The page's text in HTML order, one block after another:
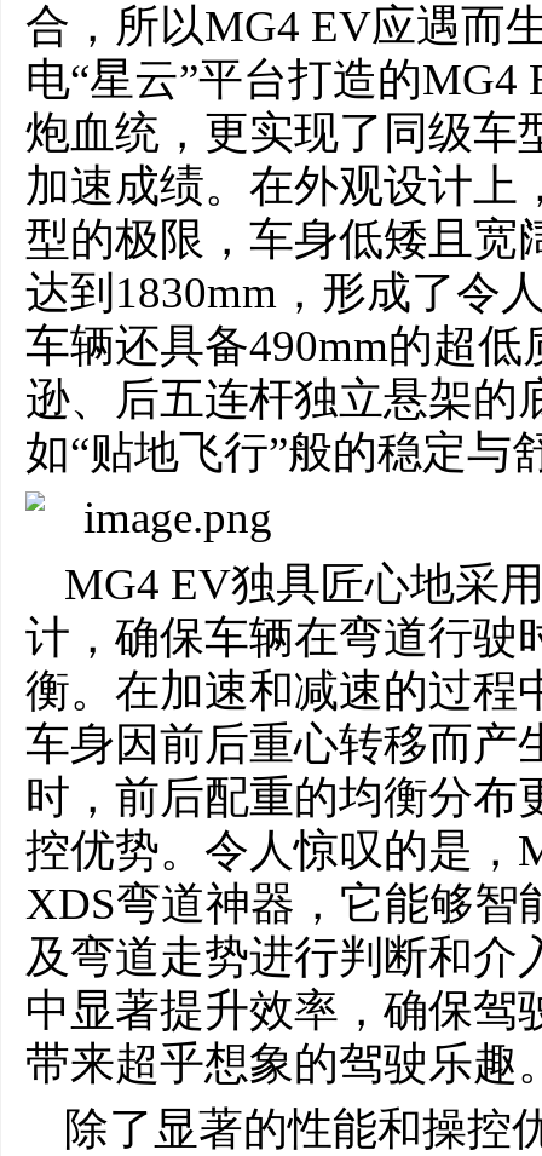
合，所以MG4 EV应遇而
电“星云”平台打造的
炮血统，更实现了同级车
加速成绩。在外观设计上
型的极限，车身低矮且宽
达到1830mm，形成了令
车辆还具备490mm的超
逊、后五连杆独立悬架的
如“贴地飞行”般的稳定与
MG4 EV独具匠心地采
计，确保车辆在弯道行驶
衡。在加速和减速的过程
车身因前后重心转移而产
时，前后配重的均衡分布
控优势。令人惊叹的是，
XDS弯道神器，它能够智
及弯道走势进行判断和介
中显著提升效率，确保驾
带来超乎想象的驾驶乐趣
除了显著的性能和操控